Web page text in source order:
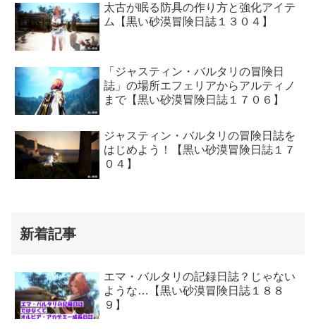
太古が眠る防具の作り方と強化アイテ
ム【黒い砂漠冒険日誌１３０４】
「ジャスティン・バルタリの冒険日
誌」の場所エフェリアからアルティノ
まで【黒い砂漠冒険日誌１７０６】
ジャスティン・バルタリの冒険日誌を
はじめよう！【黒い砂漠冒険日誌１７
０４】
新着記事
エマ・バルタリの記録日誌？じゃない
ような…【黒い砂漠冒険日誌１８８
９】